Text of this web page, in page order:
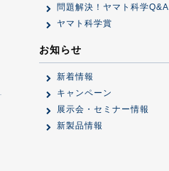
問題解決！ヤマト科学Q&A
ヤマト科学賞
お知らせ
新着情報
キャンペーン
展示会・セミナー情報
新製品情報